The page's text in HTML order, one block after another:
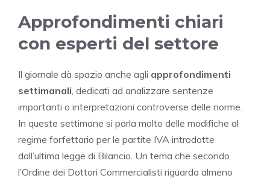
Approfondimenti chiari
con esperti del settore
Il giornale dà spazio anche agli approfondimenti
settimanali , dedicati ad analizzare sentenze
importanti o interpretazioni controverse delle norme.
In queste settimane si parla molto delle modifiche al
regime forfettario per le partite IVA introdotte
dall’ultima legge di Bilancio. Un tema che secondo
l’Ordine dei Dottori Commercialisti riguarda almeno